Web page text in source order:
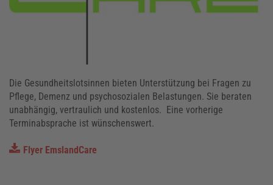
Die Gesundheitslotsinnen bieten Unterstützung bei Fragen zu
Pflege, Demenz und psychosozialen Belastungen. Sie beraten
unabhängig, vertraulich und kostenlos. Eine vorherige
Terminabsprache ist wünschenswert.
Flyer EmslandCare